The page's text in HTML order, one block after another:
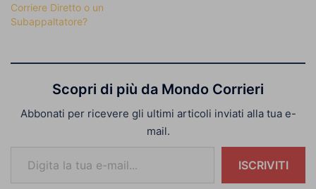
Corriere Diretto o un
Subappaltatore?
Scopri di più da Mondo Corrieri
Abbonati per ricevere gli ultimi articoli inviati alla tua e-
mail.
Digita la tua e-mail...
ISCRIVITI